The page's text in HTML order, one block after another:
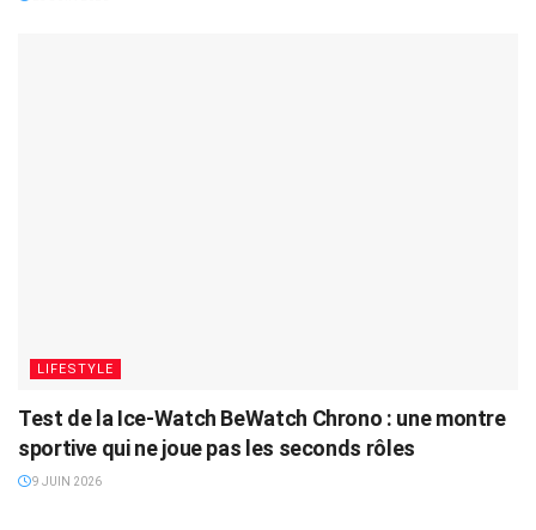
LIFESTYLE
Test de la Ice-Watch BeWatch Chrono : une montre
sportive qui ne joue pas les seconds rôles
9 JUIN 2026